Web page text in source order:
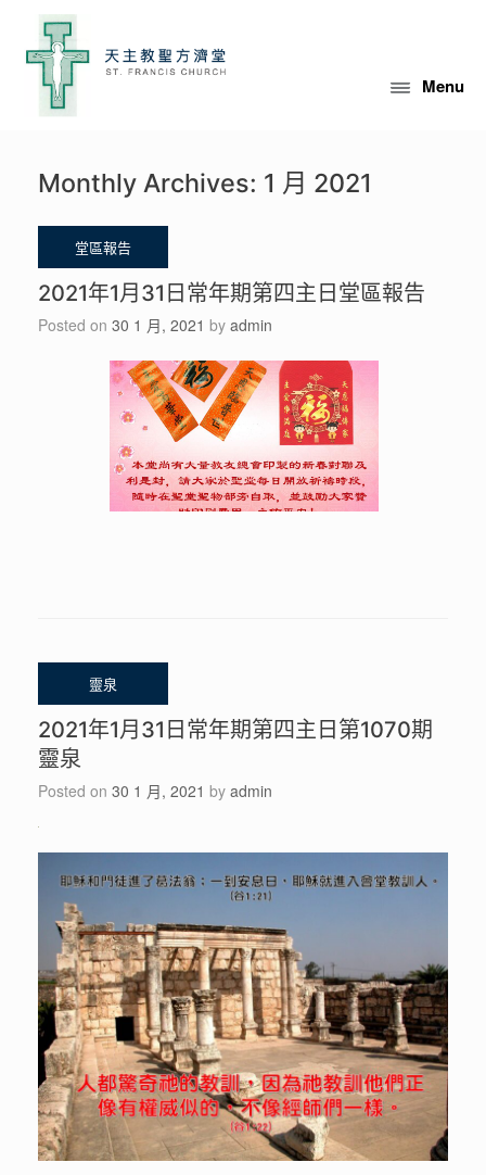
Menu
Monthly Archives: 1 月 2021
2021年1月31日常年期第四主日堂區報告
Posted on 30 1 月, 2021 by admin
2021年1月31日常年期第四主日第1070期
靈泉
Posted on 30 1 月, 2021 by admin